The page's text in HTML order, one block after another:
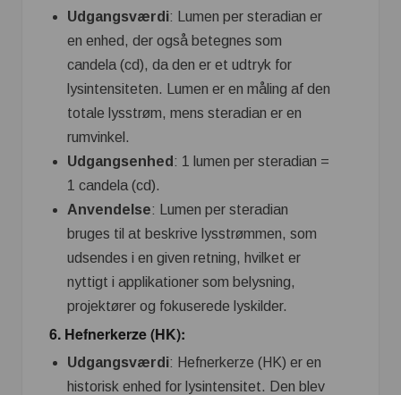
Udgangsværdi: Lumen per steradian er
en enhed, der også betegnes som
candela (cd), da den er et udtryk for
lysintensiteten. Lumen er en måling af den
totale lysstrøm, mens steradian er en
rumvinkel.
Udgangsenhed : 1 lumen per steradian =
1 candela (cd).
Anvendelse: Lumen per steradian
bruges til at beskrive lysstrømmen, som
udsendes i en given retning, hvilket er
nyttigt i applikationer som belysning,
projektører og fokuserede lyskilder.
6. Hefnerkerze (HK):
Udgangsværdi: Hefnerkerze (HK) er en
historisk enhed for lysintensitet. Den blev